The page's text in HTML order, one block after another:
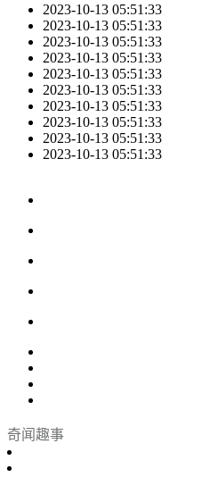
2023-10-13 05:51:33
2023-10-13 05:51:33
2023-10-13 05:51:33
2023-10-13 05:51:33
2023-10-13 05:51:33
2023-10-13 05:51:33
2023-10-13 05:51:33
2023-10-13 05:51:33
2023-10-13 05:51:33
2023-10-13 05:51:33
奇闻趣事